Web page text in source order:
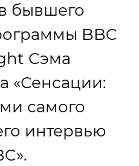
бывшего
BBC
Cэма
«Сенсации:
самого
интервью